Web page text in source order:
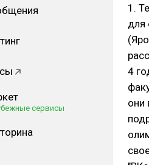
сервисы
1.
для
4
они